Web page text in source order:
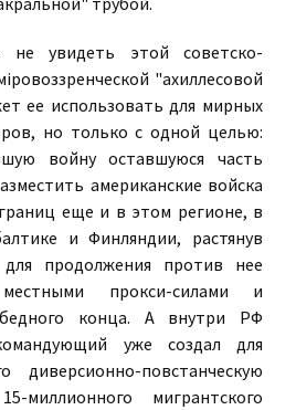
не увидеть этой советско-
"ахиллесовой
ее использовать для мирных
но только с одной целью:
войну оставшуюся часть
американские войска
еще и в этом регионе, в
и Финляндии, растянув
продолжения против нее
прокси-силами и
конца. А внутри РФ
уже создал для
диверсионно-повстанческую
мигрантского